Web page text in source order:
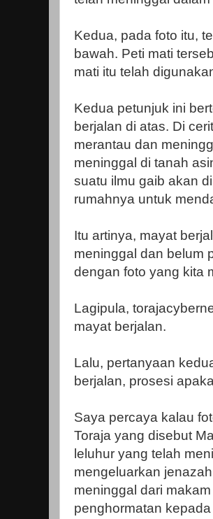
Kedua, pada foto itu,
bawah. Peti mati
mati itu telah
Kedua petunjuk ini
berjalan di atas. Di
merantau dan
meninggal di tanah
suatu ilmu gaib akan
rumahnya untuk
Itu artinya, mayat
meninggal dan belum
dengan foto yang kita
Lagipula,
mayat berjalan.
Lalu, pertanyaan
berjalan, prosesi
Saya percaya kalau
Toraja yang disebut
leluhur yang telah
mengeluarkan
meninggal dari
penghormatan